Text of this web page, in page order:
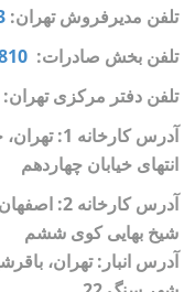
تلفن مدیرفروش تهران:
تلفن بخش صادرات:
تلفن دفتر مرکزی تهران:
آدرس
انتهای خیابان چهاردهم
آدرس
شیخ بهایی کوی ششم
آدرس انبار: تهران،